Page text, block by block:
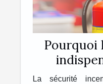
Pourquoi
travailler
La sécurité